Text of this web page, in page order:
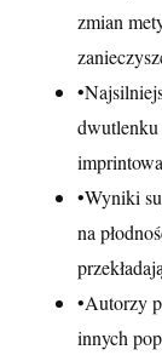
zmian
•
dwutlenku
•Wyniki
na
•Autorzy
innych